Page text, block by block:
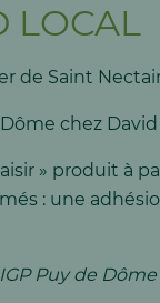
LOCAL
de Saint
chez
» produit à
: une
Puy de